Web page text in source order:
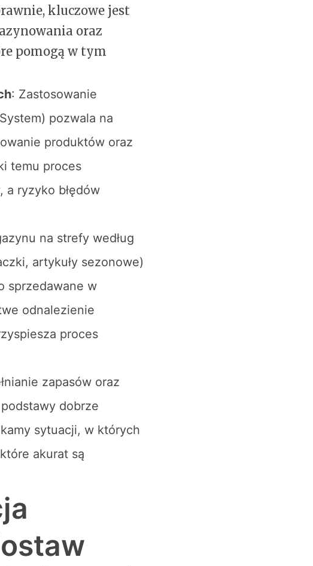
kluczowe jest
oraz
pomogą w tym
: Zastosowanie
pozwala na
produktów oraz
temu proces
a ryzyko błędów
na strefy według
artykuły sezonowe)
sprzedawane w
odnalezienie
proces
zapasów oraz
dobrze
sytuacji, w których
akurat są